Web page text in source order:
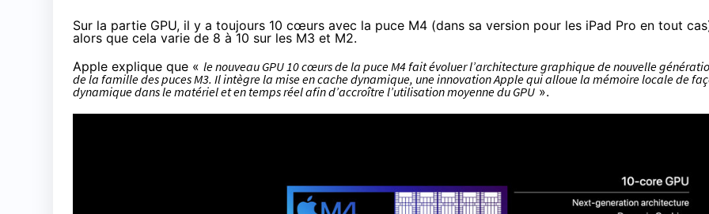
Sur la partie GPU, il y a toujours 10 cœurs avec la puce M4 (dans sa version pour les iPad Pro en tout
alors que cela varie de 8 à 10 sur les M3 et M2.
Apple explique que « le nouveau GPU 10 cœurs de la puce M4 fait évoluer l’architecture graphique de nouvelle
de la famille des puces M3. Il intègre la mise en cache dynamique, une innovation Apple qui alloue la mémoire locale de
dynamique dans le matériel et en temps réel afin d’accroître l’utilisation moyenne du GPU ».